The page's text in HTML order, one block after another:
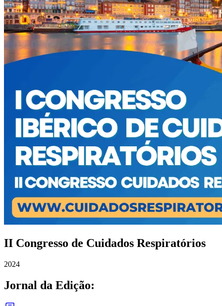
II Congresso de Cuidados Respiratórios
2024
Jornal da Edição: